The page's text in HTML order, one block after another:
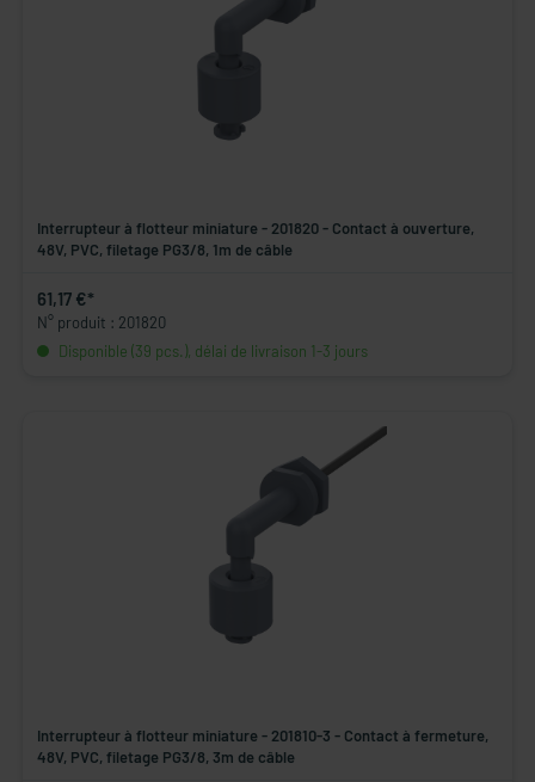
Interrupteur à flotteur miniature - 201820 - Contact à ouverture,
48V, PVC, filetage PG3/8, 1m de câble
61,17 €*
N° produit : 201820
Disponible (39 pcs.), délai de livraison 1-3 jours
Interrupteur à flotteur miniature - 201810-3 - Contact à fermeture,
48V, PVC, filetage PG3/8, 3m de câble